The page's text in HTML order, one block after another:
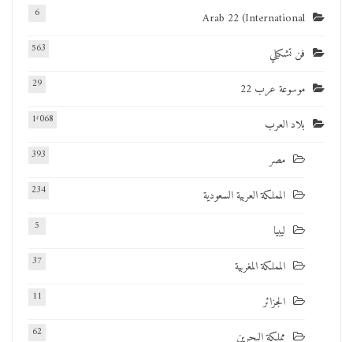
Arab 22 (International
6
فن تشكيلي 563
موسوعة عرب 22 29
بلاد العرب 1٬068
مصر 393
المملكة العربية السعودية 234
ليبيا 5
المملكة المغربية 37
الجزائر 11
مملكة البحرين 62